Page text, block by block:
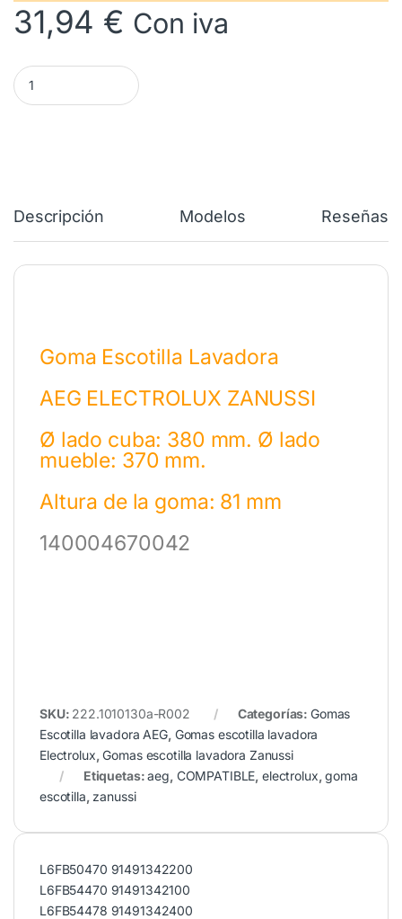
31,94 € Con iva
Goma Escotilla Lavadora AEG ELECTROLUX 140004670042
Descripción Modelos Reseñas
Goma Escotilla Lavadora
AEG ELECTROLUX ZANUSSI
Ø lado cuba: 380 mm. Ø lado
mueble: 370 mm.
Altura de la goma: 81 mm
140004670042
SKU: 222.1010130a-R002 Categorías: Gomas
Escotilla lavadora AEG, Gomas escotilla lavadora
Electrolux,Gomas escotilla lavadora Zanussi
Etiquetas:aeg, COMPATIBLE, electrolux,goma
escotilla, zanussi
L6FB50470 91491342200
L6FB54470 91491342100
L6FB54478 91491342400